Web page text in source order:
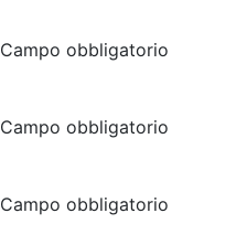
Campo obbligatorio
Campo obbligatorio
Campo obbligatorio